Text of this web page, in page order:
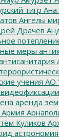
тигр
Ангелы
Драчев
меры
учения АО
аренда
Армия
Куликов
астрономия